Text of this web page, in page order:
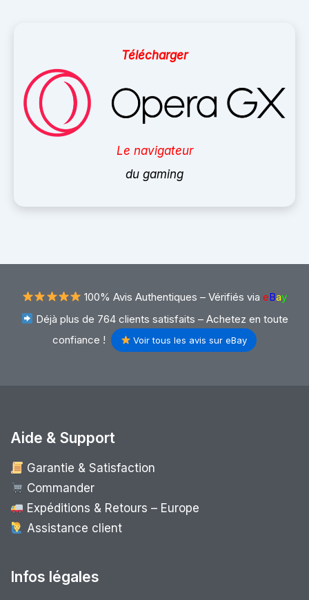
Télécharger
Le navigateur
du gaming
100% Avis Authentiques – Vérifiés via eBay
Déjà plus de 764 clients satisfaits – Achetez en toute
confiance !
Voir tous les avis sur eBay
Aide & Support
Garantie & Satisfaction
Commander
Expéditions & Retours – Europe
Assistance client
Infos légales